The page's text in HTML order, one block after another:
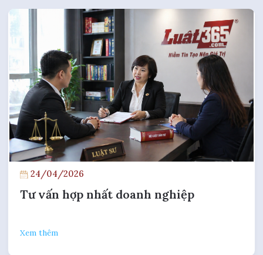
24/04/2026
Tư vấn hợp nhất doanh nghiệp
Xem thêm